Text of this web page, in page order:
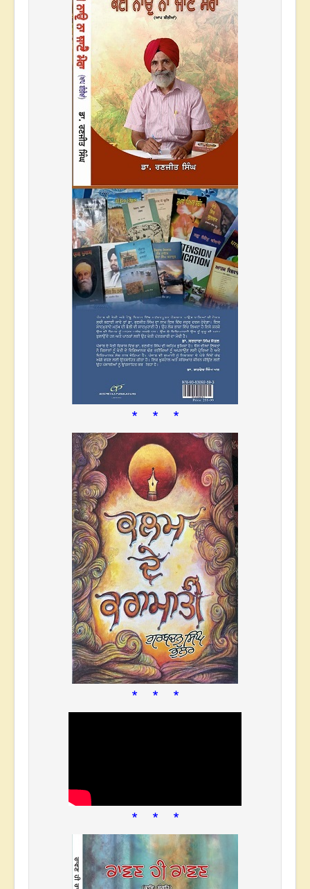
* * *
* * *
* * *